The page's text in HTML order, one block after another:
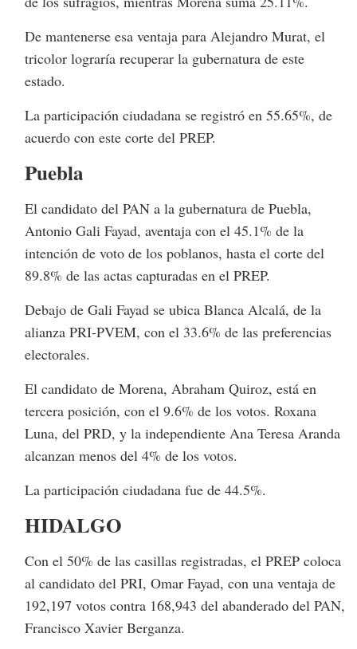
De mantenerse esa ventaja para Alejandro Murat, el
tricolor lograría recuperar la gubernatura de este
estado.
La participación ciudadana se registró en 55.65%, de
acuerdo con este corte del PREP.
Puebla
El candidato del PAN a la gubernatura de Puebla,
Antonio Gali Fayad, aventaja con el 45.1% de la
intención de voto de los poblanos, hasta el corte del
89.8% de las actas capturadas en el PREP.
Debajo de Gali Fayad se ubica Blanca Alcalá, de la
alianza PRI-PVEM, con el 33.6% de las preferencias
electorales.
El candidato de Morena, Abraham Quiroz, está en
tercera posición, con el 9.6% de los votos. Roxana
Luna, del PRD, y la independiente Ana Teresa Aranda
alcanzan menos del 4% de los votos.
La participación ciudadana fue de 44.5%.
HIDALGO
Con el 50% de las casillas registradas, el PREP coloca
al candidato del PRI, Omar Fayad, con una ventaja de
192,197 votos contra 168,943 del abanderado del PAN,
Francisco Xavier Berganza.